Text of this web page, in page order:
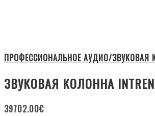
ПРОФЕССИОНАЛЬНОЕ АУДИО/ЗВУКОВАЯ
ЗВУКОВАЯ КОЛОННА
39702.00€